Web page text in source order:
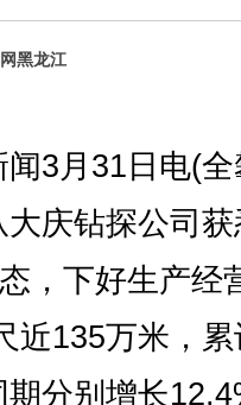
黑龙江
3月31日电(全
庆钻探公司
，下好生产经
近135万米，
分别增长